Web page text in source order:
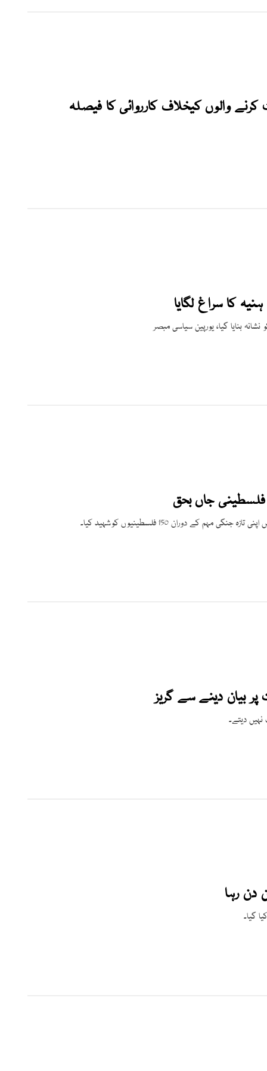
والوں کیخلاف کارروائی کا فیصلہ
کا سراغ لگایا
بنایا گیا، یورپین سیاسی مبصر
کے دوران 150 فلسطینیوں کوشہید کیا۔
بیان دینے سے گریز
نہیں دیتے۔